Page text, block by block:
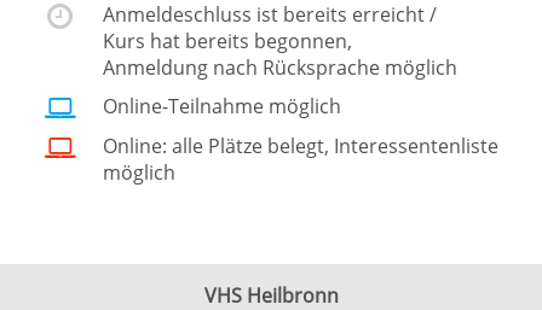
Anmeldeschluss ist bereits erreicht /
Kurs hat bereits begonnen,
Anmeldung nach Rücksprache möglich
Online-Teilnahme möglich
Online: alle Plätze belegt, Interessentenliste
möglich
VHS Heilbronn